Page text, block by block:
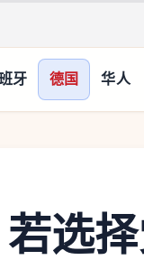
牙 德国 华人
选